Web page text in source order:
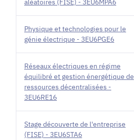
aléatoires (FISE) - 3EU6MPA6
Physique et technologies pour le
génie électrique - 3EU6PGE6
Réseaux électriques en régime
équilibré et gestion énergétique de
ressources décentralisées -
3EU6RE16
Stage découverte de l'entreprise
(FISE) - 3EU6STA6